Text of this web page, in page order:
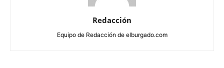
Redacción
Equipo de Redacción de elburgado.com